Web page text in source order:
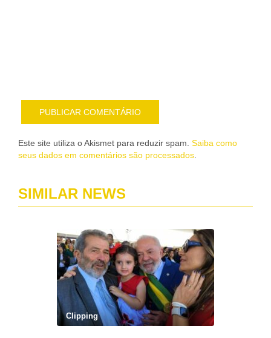
Este site utiliza o Akismet para reduzir spam. Saiba como
seus dados em comentários são processados
SIMILAR NEWS
Clipping